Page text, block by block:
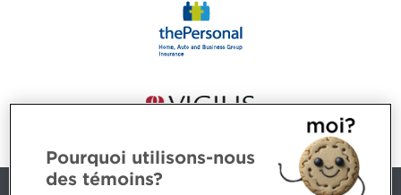
Pourquoi utilisons-nous
des témoins?